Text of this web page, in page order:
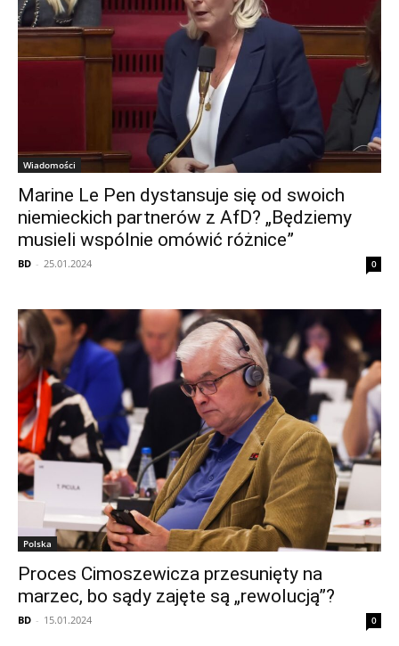
Wiadomości
Marine Le Pen dystansuje się od swoich
niemieckich partnerów z AfD? „Będziemy
musieli wspólnie omówić różnice”
BD - 25.01.2024 0
Polska
Proces Cimoszewicza przesunięty na
marzec, bo sądy zajęte są „rewolucją”?
BD - 15.01.2024 0